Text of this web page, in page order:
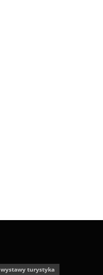
wystawy turystyka